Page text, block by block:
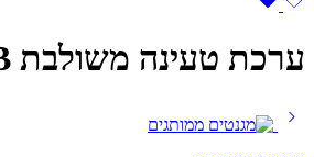
ערכת טעינה משולבת USB לרכב